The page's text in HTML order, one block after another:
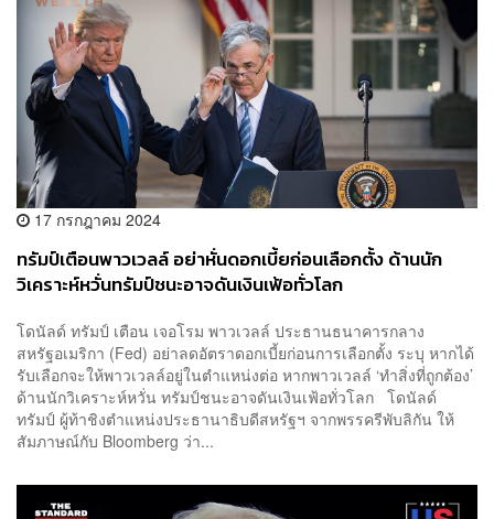
17 กรกฎาคม 2024
ทรัมป์เตือนพาวเวลล์ อย่าหั่นดอกเบี้ยก่อนเลือกตั้ง ด้านนัก
วิเคราะห์หวั่นทรัมป์ชนะอาจดันเงินเฟ้อทั่วโลก
โดนัลด์ ทรัมป์ เตือน เจอโรม พาวเวลล์ ประธานธนาคารกลาง
สหรัฐอเมริกา (Fed) อย่าลดอัตราดอกเบี้ยก่อนการเลือกตั้ง ระบุ หากได้
รับเลือกจะให้พาวเวลล์อยู่ในตำแหน่งต่อ หากพาวเวลล์ ‘ทำสิ่งที่ถูกต้อง’
ด้านนักวิเคราะห์หวั่น ทรัมป์ชนะอาจดันเงินเฟ้อทั่วโลก โดนัลด์
ทรัมป์ ผู้ท้าชิงตำแหน่งประธานาธิบดีสหรัฐฯ จากพรรครีพับลิกัน ให้
สัมภาษณ์กับ Bloomberg ว่า...